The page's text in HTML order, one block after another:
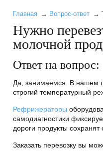
Главная → Вопрос-ответ →
Нужно
молочной
Ответ на вопрос:
Да, занимаемся. В нашем
строгий температурный
Рефрижераторы
самодиагностики
дороги продукты сохранят
Заказать перевозку вы